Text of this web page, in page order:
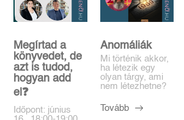
Megírtad a
könyvedet, de
azt is tudod,
hogyan add
el❓️
Időpont: június
Anomáliák
Mi történik akkor,
ha létezik egy
olyan tárgy, ami
nem létezhetne?
Tovább